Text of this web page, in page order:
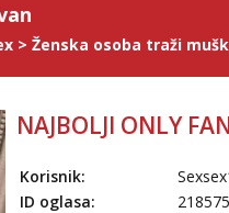
> Ženska osoba traži
NAJBOLJI ONLY
Korisnik:
ID oglasa:
218575